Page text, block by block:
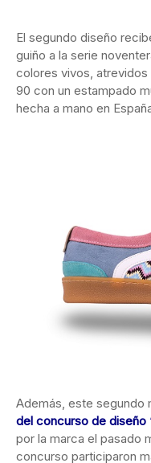
El segundo diseño
guiño a la serie
colores vivos, atrevidos
90 con un estampado
hecha a mano en
Además, este segundo
del concurso de diseño
por la marca el pasado
concurso participaron